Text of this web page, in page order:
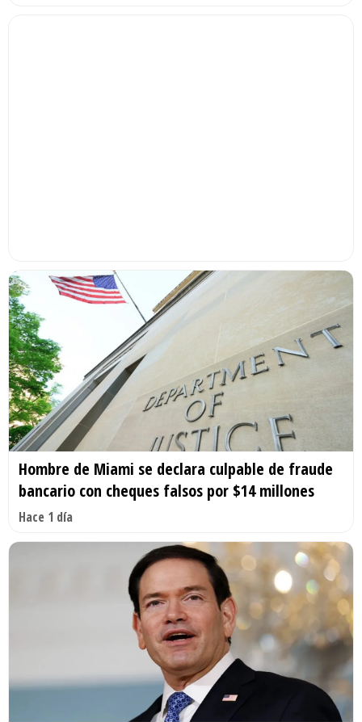
Hombre de Miami se declara culpable de fraude
bancario con cheques falsos por $14 millones
Hace 1 día